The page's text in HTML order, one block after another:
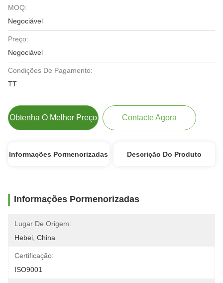
MOQ:
Negociável
Preço:
Negociável
Condições De Pagamento:
TT
Obtenha O Melhor Preço Contacte Agora
Informações Pormenorizadas Descrição Do Produto
Informações Pormenorizadas
Lugar De Origem:
Hebei, China
Certificação:
ISO9001